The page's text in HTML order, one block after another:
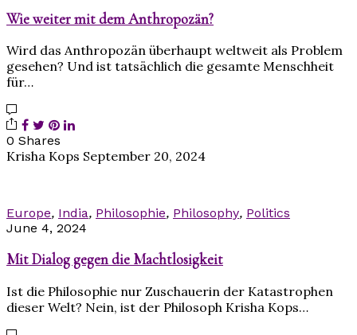
Wie weiter mit dem Anthropozän?
Wird das Anthropozän überhaupt weltweit als Problem
gesehen? Und ist tatsächlich die gesamte Menschheit
für…
0 Shares
Krisha Kops September 20, 2024
Europe, India, Philosophie, Philosophy, Politics
June 4, 2024
Mit Dialog gegen die Machtlosigkeit
Ist die Philosophie nur Zuschauerin der Katastrophen
dieser Welt? Nein, ist der Philosoph Krisha Kops…